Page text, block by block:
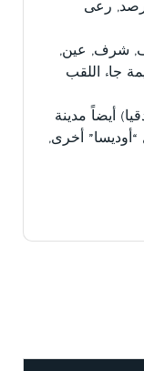
رصد, رعى
شرف, عين,
جاء اللقب
أيضاً مدينة
أخرى,